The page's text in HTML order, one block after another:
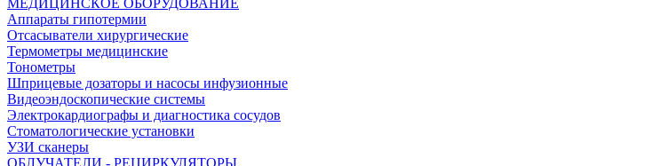
МЕДИЦИНСКОЕ ОБОРУДОВАНИЕ
Аппараты гипотермии
Отсасыватели хирургические
Термометры медицинские
Тонометры
Шприцевые дозаторы и насосы инфузионные
Видеоэндоскопические системы
Электрокардиографы и диагностика сосудов
Стоматологические установки
УЗИ сканеры